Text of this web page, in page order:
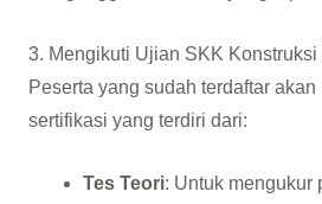
3. Mengikuti Ujian SKK Konstruksi
Peserta yang sudah terdaftar
sertifikasi yang terdiri dari:
Tes Teori: Untuk mengukur